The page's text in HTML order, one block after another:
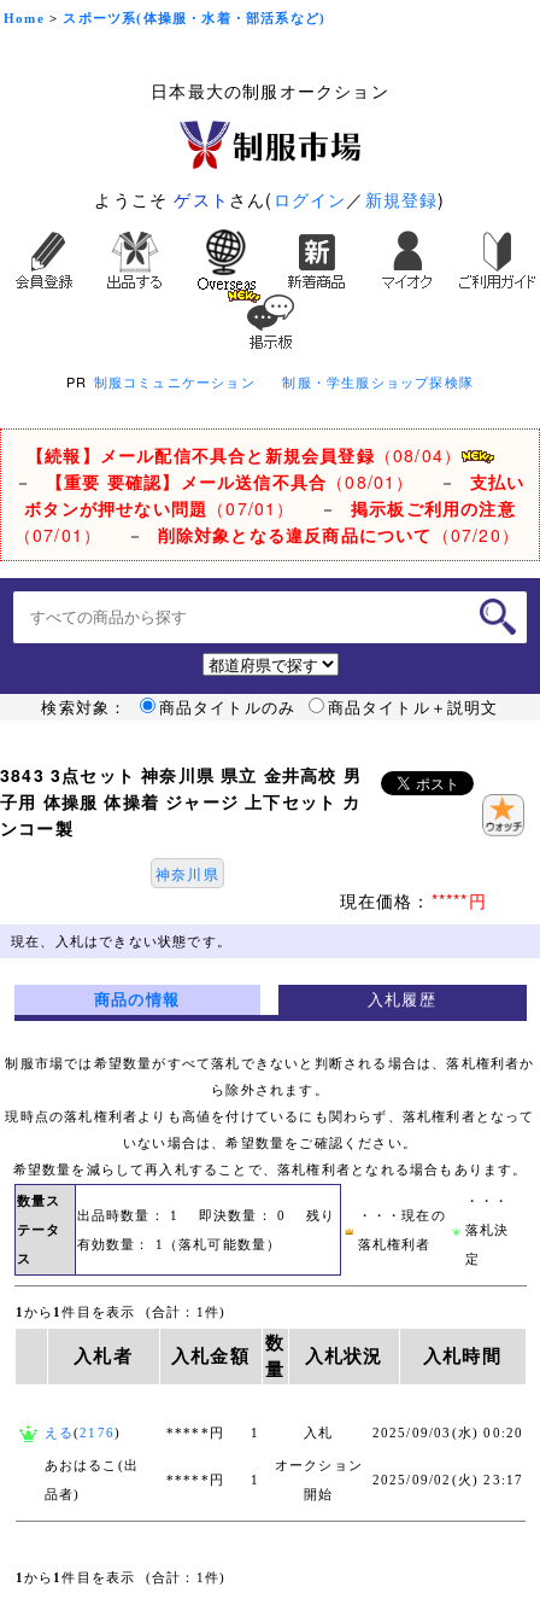
Home > スポーツ系(体操服・水着・部活系など)
日本最大の制服オークション
ようこそゲスト さん( ログイン ／ 新規登録)
PR 制服コミュニケーション 制服・学生服ショップ探検隊
【続報】メール配信不具合と新規会員登録 （08/04）
－
【重要 要確認】メール送信不具合 （08/01） － 支払い
ボタンが押せない問題 （07/01） － 掲示板ご利用の注意
（07/01）
－ 削除対象となる違反商品について （07/20）
検索対象： 商品タイトルのみ 商品タイトル＋説明文
3843 3点セット 神奈川県 県立 金井高校 男
子用 体操服 体操着 ジャージ 上下セット カ
ンコー製
神奈川県
現在価格： *****円
現在、入札はできない状態です。
商品の情報 入札履歴
制服市場では希望数量がすべて落札できないと判断される場合は、落札権利者か
ら除外されます。
現時点の落札権利者よりも高値を付けているにも関わらず、落札権利者となって
いない場合は、希望数量をご確認ください。
希望数量を減らして再入札することで、落札権利者となれる場合もあります。
数量ス
テータ
ス
出品時数量： 1 即決数量： 0 残り
有効数量： 1（落札可能数量）
・・・現在の
落札権利者
・・・
落札決
定
1 から 1件目を表示 (合計：1件)
入札者 入札金額
数
量
入札状況 入札時間
える(2176) *****円 1 入札 2025/09/03(水) 00:20
あおはるこ(出
品者)
*****円 1
オークション
開始
2025/09/02(火) 23:17
1 から 1件目を表示 (合計：1件)